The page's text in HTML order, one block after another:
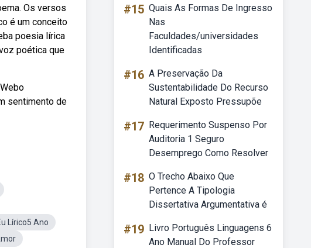
Os versos
é um conceito
poesia lírica
poética que
sentimento de
Lírico5 Ano
#15 Quais As Formas De Ingresso
Nas
Faculdades/universidades
Identificadas
#16 A Preservação Da
Sustentabilidade Do Recurso
Natural Exposto Pressupõe
#17 Requerimento Suspenso Por
Auditoria 1 Seguro
Desemprego Como Resolver
#18 O Trecho Abaixo Que
Pertence A Tipologia
Dissertativa Argumentativa é
#19 Livro Português Linguagens 6
Ano Manual Do Professor